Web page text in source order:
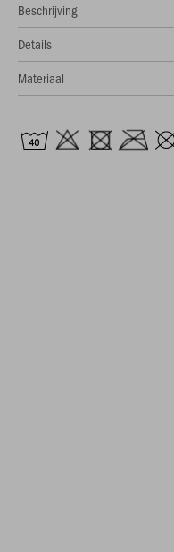
Beschrijving
Details
Materiaal